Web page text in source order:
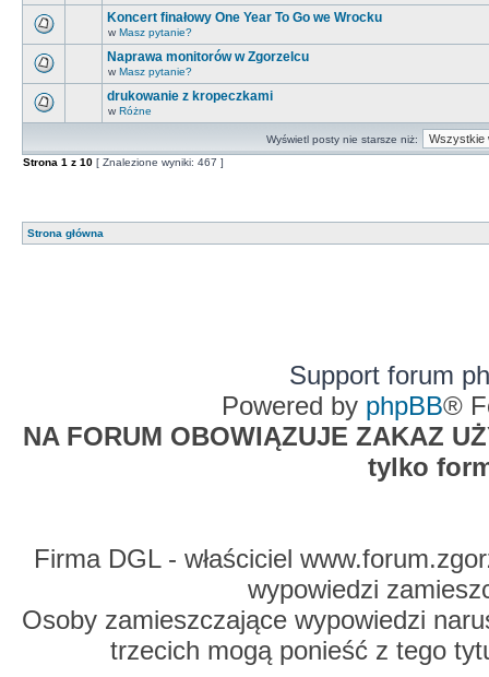
Koncert finałowy One Year To Go we Wrocku
w Masz pytanie?
Naprawa monitorów w Zgorzelcu
w Masz pytanie?
drukowanie z kropeczkami
w Różne
Wyświetl posty nie starsze niż:
Strona 1 z 10 [ Znalezione wyniki: 467 ]
Strona główna
Support forum
Powered by phpBB®
NA FORUM OBOWIĄZUJE ZAKAZ
tylko
Firma DGL - właściciel
wypowiedzi
Osoby zamieszczające wypowiedzi
trzecich mogą ponieść z tego